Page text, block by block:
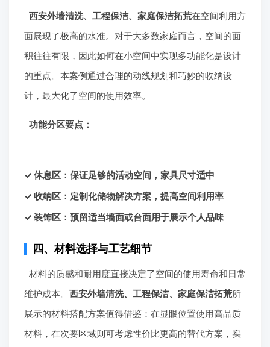
西安外墙清洗、工程保洁、家庭保洁拓荒在空间利用方
面展现了极高的水准。对于大多数家庭而言，空间的面
积往往有限，因此如何在小空间中实现多功能化是设计
的重点。本案例通过合理的动线规划和巧妙的收纳设
计，最大化了空间的使用效率。
功能分区要点：
✓ 休息区：保证足够的活动空间，家具尺寸适中
✓ 收纳区：定制化储物解决方案，提高空间利用率
✓ 装饰区：预留适当墙面或台面用于展示个人品味
四、材料选择与工艺细节
材料的质感和耐用度直接决定了空间的使用寿命和日常
维护成本。 西安外墙清洗、工程保洁、家庭保洁拓荒所
展示的材料搭配方案值得借鉴：在显眼位置使用高品质
材料，在次要区域则可考虑性价比更高的替代方案，实